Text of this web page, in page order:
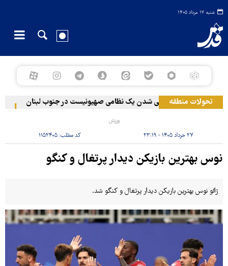
شنبه ۱۷ مرداد ۱۴۰۵
تحولات منطقهزخمی‌ شدن یک نظامی صهیونیست در جنوب لبنان
ورزش
۲۷ خرداد ۱۴۰۵ - ۲۳:۱۹ کد مطلب:۱۱۵۲۴۰۵
نوس بهترین بازیکن دیدار پرتغال و کنگو
ژائو نوس بهترین بازیکن دیدار پرتغال و کنگو شد.